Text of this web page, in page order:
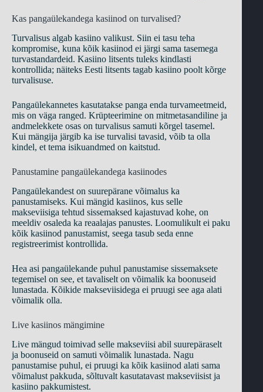
Kas pangaülekandega kasiinod on turvalised?
Turvalisus algab kasiino valikust. Siin ei tasu teha
kompromise, kuna kõik kasiinod ei järgi sama tasemega
turvastandardeid. Kasiino litsents tuleks kindlasti
kontrollida; näiteks Eesti litsents tagab kasiino poolt kõrge
turvalisuse.
Pangaülekannetes kasutatakse panga enda turvameetmeid,
mis on väga ranged. Krüpteerimine on mitmetasandiline ja
andmelekkete osas on turvalisus samuti kõrgel tasemel.
Kui mängija järgib ka ise turvalisi tavasid, võib ta olla
kindel, et tema isikuandmed on kaitstud.
Panustamine pangaülekandega kasiinodes
Pangaülekandest on suurepärane võimalus ka
panustamiseks. Kui mängid kasiinos, kus selle
makseviisiga tehtud sissemaksed kajastuvad kohe, on
meeldiv osaleda ka reaalajas panustes. Loomulikult ei paku
kõik kasiinod panustamist, seega tasub seda enne
registreerimist kontrollida.
Hea asi pangaülekande puhul panustamise sissemaksete
tegemisel on see, et tavaliselt on võimalik ka boonuseid
lunastada. Kõikide makseviisidega ei pruugi see aga alati
võimalik olla.
Live kasiinos mängimine
Live mängud toimivad selle makseviisi abil suurepäraselt
ja boonuseid on samuti võimalik lunastada. Nagu
panustamise puhul, ei pruugi ka kõik kasiinod alati sama
võimalust pakkuda, sõltuvalt kasutatavast makseviisist ja
kasiino pakkumistest.